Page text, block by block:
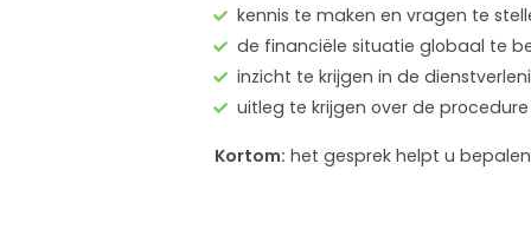
kennis te maken en vragen te
de financiële situatie globaal te
inzicht te krijgen in de
uitleg te krijgen over de
Kortom: het gesprek helpt u